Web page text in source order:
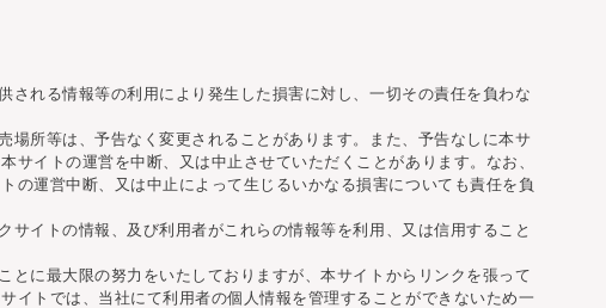
れる情報等の利用により発生した損害に対し、一切その責任を負わな
所等は、予告なく変更されることがあります。また、予告なしに本サ
サイトの運営を中断、又は中止させていただくことがあります。なお、
の運営中断、又は中止によって生じるいかなる損害についても責任を負
イトの情報、及び利用者がこれらの情報等を利用、又は信用すること
に最大限の努力をいたしておりますが、本サイトからリンクを張って
イトでは、当社にて利用者の個人情報を管理することができないため一